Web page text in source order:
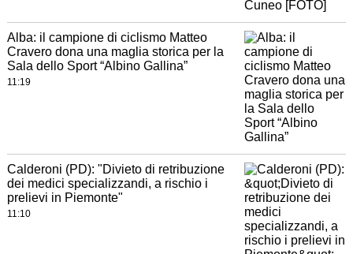
Alba: il campione di ciclismo Matteo
Cravero dona una maglia storica per la
Sala dello Sport “Albino Gallina”
11:19
Calderoni (PD): "Divieto di retribuzione
dei medici specializzandi, a rischio i
prelievi in Piemonte"
11:10